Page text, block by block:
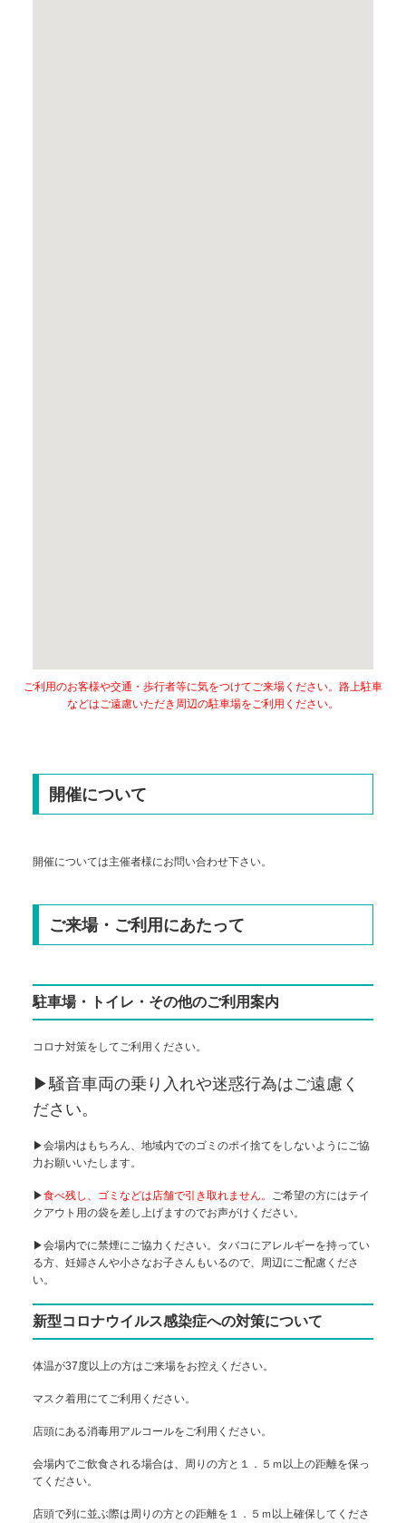
ご利用のお客様や交通・歩行者等に気をつけてご来場ください。路上駐車
などはご遠慮いただき周辺の駐車場をご利用ください。
開催について
開催については主催者様にお問い合わせ下さい。
ご来場・ご利用にあたって
駐車場・トイレ・その他のご利用案内
コロナ対策をしてご利用ください。
▶騒音車両の乗り入れや迷惑行為はご遠慮く
ださい。
▶会場内はもちろん、地域内でのゴミのポイ捨てをしないようにご協
力お願いいたします。
▶食べ残し、ゴミなどは店舗で引き取れません。
ご希望の方にはテイ
クアウト用の袋を差し上げますのでお声がけください。
▶会場内でに禁煙にご協力ください。タバコにアレルギーを持ってい
る方、妊婦さんや小さなお子さんもいるので、周辺にご配慮くださ
い。
新型コロナウイルス感染症への対策について
体温が37度以上の方はご来場をお控えください。
マスク着用にてご利用ください。
店頭にある消毒用アルコールをご利用ください。
会場内でご飲食される場合は、周りの方と１．５ｍ以上の距離を保っ
てください。
店頭で列に並ぶ際は周りの方との距離を１．５ｍ以上確保してくださ